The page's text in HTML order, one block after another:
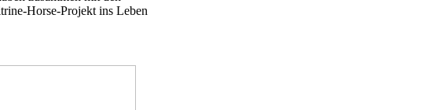
Horse-Projekt ins Leben